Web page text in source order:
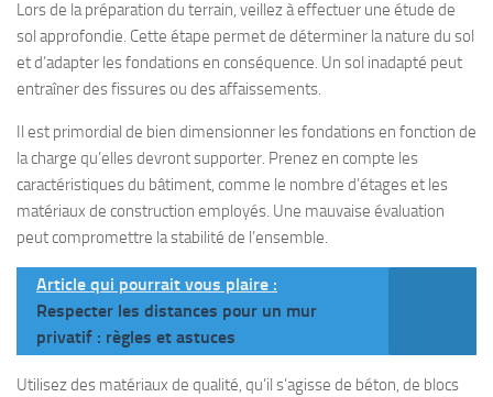
Lors de la préparation du terrain, veillez à effectuer une étude de
sol approfondie. Cette étape permet de déterminer la nature du sol
et d’adapter les fondations en conséquence. Un sol inadapté peut
entraîner des fissures ou des affaissements.
Il est primordial de bien dimensionner les fondations en fonction de
la charge qu’elles devront supporter. Prenez en compte les
caractéristiques du bâtiment, comme le nombre d’étages et les
matériaux de construction employés. Une mauvaise évaluation
peut compromettre la stabilité de l’ensemble.
Article qui pourrait vous plaire :
Respecter les distances pour un mur
privatif : règles et astuces
Utilisez des matériaux de qualité, qu’il s’agisse de béton, de blocs